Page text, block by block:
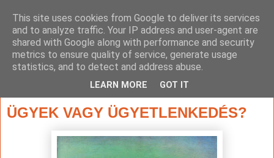
ÜGYEK VAGY ÜGYETLENKEDÉS?
This site uses cookies from Google to deliver its services
and to analyze traffic. Your IP address and user-agent are
shared with Google along with performance and security
metrics to ensure quality of service, generate usage
statistics, and to detect and address abuse.
LEARN MORE GOT IT